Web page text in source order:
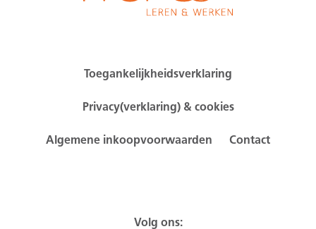
Toegankelijkheidsverklaring
Privacy(verklaring) & cookies
Algemene inkoopvoorwaarden Contact
Volg ons: